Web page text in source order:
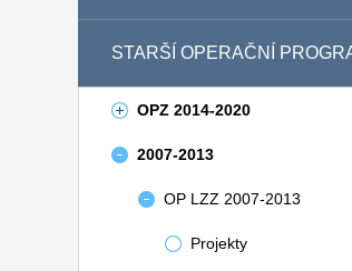
STARŠÍ OPERAČNÍ
OPZ 2014-2020
2007-2013
OP LZZ 2007-2013
Projekty